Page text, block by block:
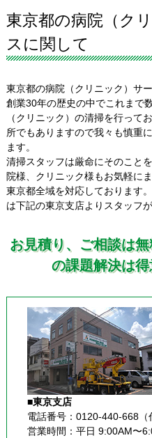
東京都の病院（ク
スに関して
東京都の病院（クリニック）サ
創業30年の歴史の中でこれまで
（クリニック）の清掃を行って
所でもありますので我々も慎重
ます。
清掃スタッフは厳命にそのこと
院様、クリニック様もお気軽に
東京都全域を対応しております
は下記の東京支店よりスタッフが
お見積り、ご相談は
の課題解決は得
■東京支店
電話番号：0120-440-668（
営業時間：平日 9:00AM〜